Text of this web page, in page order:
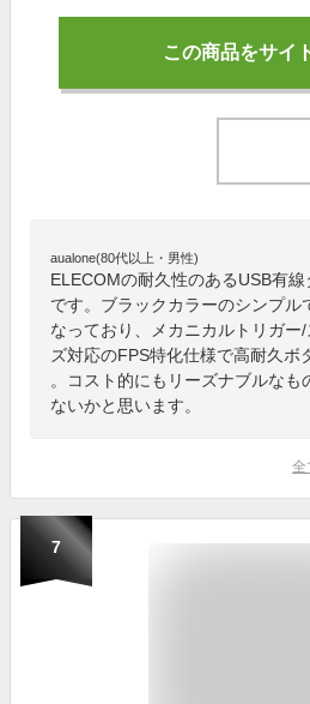
この商品をサイ
aualone(80代以上・男性)
ELECOMの耐久性のあるUSB有
です。ブラックカラーのシンプル
なっており、メカニカルトリガー
ズ対応のFPS特化仕様で高耐久ボ
。コスト的にもリーズナブルなも
ないかと思います。
全
7